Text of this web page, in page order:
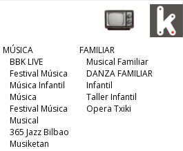
MÚSICA
BBK LIVE
Festival Música
Música Infantil
Música
Festival Música
Musical
365 Jazz Bilbao
Musiketan
FAMILIAR
Musical Familiar
DANZA FAMILIAR
Infantil
Taller Infantil
Opera Txiki